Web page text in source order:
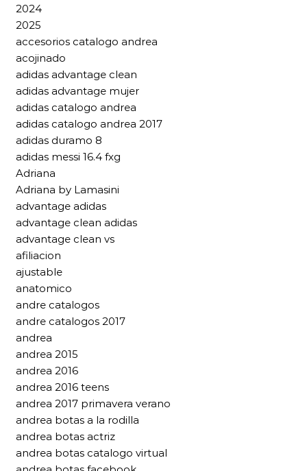
2024
2025
accesorios catalogo andrea
acojinado
adidas advantage clean
adidas advantage mujer
adidas catalogo andrea
adidas catalogo andrea 2017
adidas duramo 8
adidas messi 16.4 fxg
Adriana
Adriana by Lamasini
advantage adidas
advantage clean adidas
advantage clean vs
afiliacion
ajustable
anatomico
andre catalogos
andre catalogos 2017
andrea
andrea 2015
andrea 2016
andrea 2016 teens
andrea 2017 primavera verano
andrea botas a la rodilla
andrea botas actriz
andrea botas catalogo virtual